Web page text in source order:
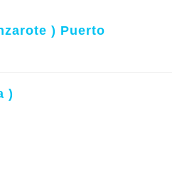
) Puerto
)